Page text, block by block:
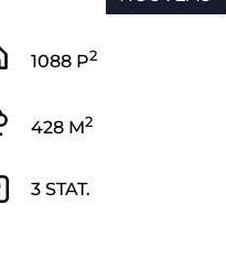
1088 P2
428 M2
3 STAT.